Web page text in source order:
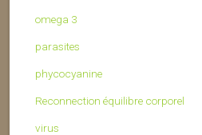
omega 3
parasites
phycocyanine
Reconnection équilibre corporel
virus